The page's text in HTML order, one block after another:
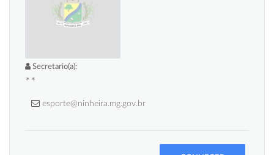
Secretario(a):
**
esporte@ninheira.mg.gov.br